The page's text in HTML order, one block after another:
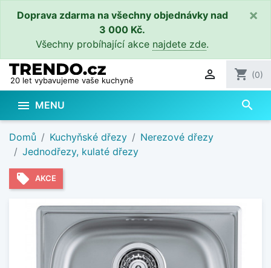
Doprava zdarma na všechny objednávky nad
3 000 Kč.
Všechny probíhající akce najdete zde.
×
20 let vybavujeme vaše kuchyně  shopping_cart (0)
 MENU search
Domů Kuchyňské dřezy
Nerezové dřezy
Jednodřezy, kulaté dřezy
local_offer AKCE